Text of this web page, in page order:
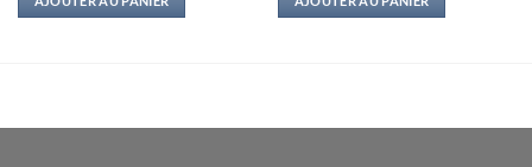
était :
20,00€.
est :
4,00€.
était :
8,90€.
est :
3,00€.